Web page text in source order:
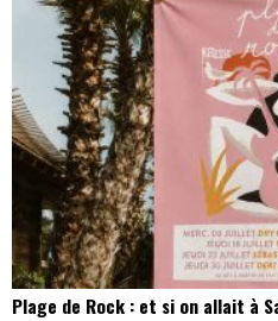
Plage de Rock : et si on allait à